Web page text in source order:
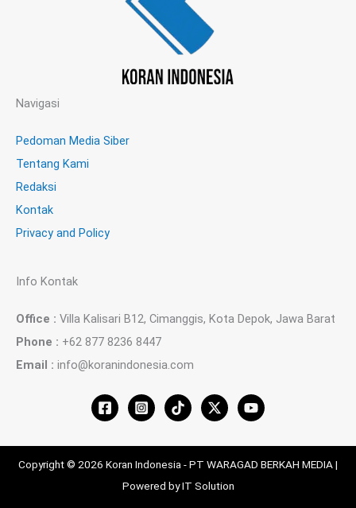
Navigasi
Pedoman Media Siber
Tentang Kami
Redaksi
Kontak
Privacy and Policy
Info Kontak
Office : Villa Kalisari B12, Cimanggis, Kota Depok, Jawa Barat
Phone : +62 877 8236 8447
Email : info@koranindonesia.com
Copyright © 2026 Koran Indonesia - PT WARAGAD BERKAH MEDIA |
Powered by IT Solution